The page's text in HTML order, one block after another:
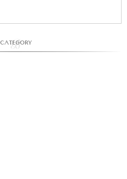
CATEGORY